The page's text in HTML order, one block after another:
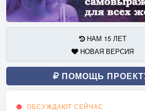
НАМ 15 ЛЕТ
НОВАЯ ВЕРСИЯ
ПОМОЩЬ
ОБСУЖДАЮТ СЕЙЧАС